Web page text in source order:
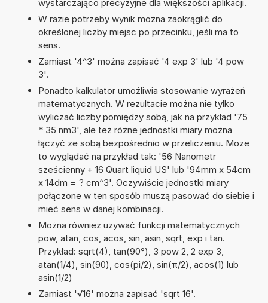
wystarczająco precyzyjne dla większości aplikacji.
W razie potrzeby wynik można zaokrąglić do
określonej liczby miejsc po przecinku, jeśli ma to
sens.
Zamiast '4^3' można zapisać '4 exp 3' lub '4 pow
3'.
Ponadto kalkulator umożliwia stosowanie wyrażeń
matematycznych. W rezultacie można nie tylko
wyliczać liczby pomiędzy sobą, jak na przykład '75
* 35 nm3', ale też różne jednostki miary można
łączyć ze sobą bezpośrednio w przeliczeniu. Może
to wyglądać na przykład tak: '56 Nanometr
sześcienny + 16 Quart liquid US' lub '94mm x 54cm
x 14dm = ? cm^3'. Oczywiście jednostki miary
połączone w ten sposób muszą pasować do siebie i
mieć sens w danej kombinacji.
Można również używać funkcji matematycznych
pow, atan, cos, acos, sin, asin, sqrt, exp i tan.
Przykład: sqrt(4), tan(90°), 3 pow 2, 2 exp 3,
atan(1/4), sin(90), cos(pi/2), sin(π/2), acos(1) lub
asin(1/2)
Zamiast '√16' można zapisać 'sqrt 16'.